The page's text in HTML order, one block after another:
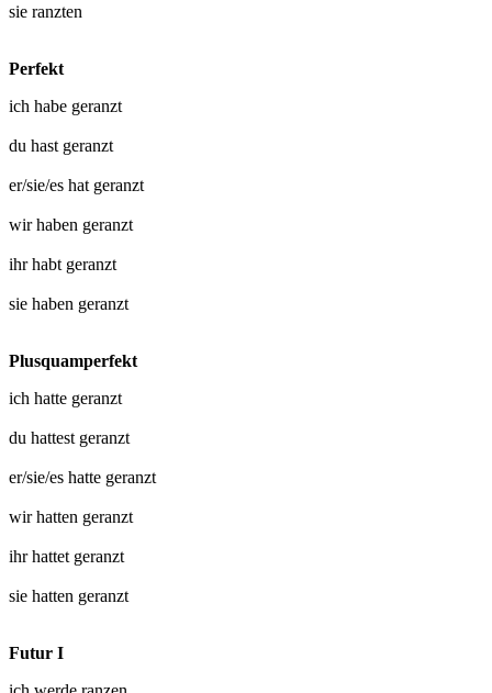
sie ranzten
Perfekt
ich habe geranzt
du hast geranzt
er/sie/es hat geranzt
wir haben geranzt
ihr habt geranzt
sie haben geranzt
Plusquamperfekt
ich hatte geranzt
du hattest geranzt
er/sie/es hatte geranzt
wir hatten geranzt
ihr hattet geranzt
sie hatten geranzt
Futur I